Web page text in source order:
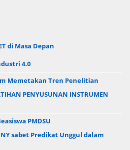
di Masa Depan
4.0
Memetakan Tren Penelitian
PENYUSUNAN INSTRUMEN
PMDSU
sabet Predikat Unggul dalam